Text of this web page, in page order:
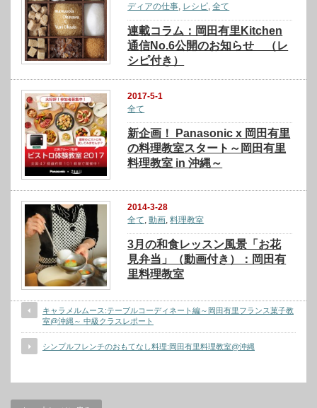
ディアの仕事, レシピ,全て
連載コラム：岡田有里Kitchen
通信No.6公開のお知らせ （レ
シピ付き）
2017-5-1
全て
新企画！ Panasonic x 岡田有里
の料理教室スタート～岡田有里
料理教室 in 沖縄～
2014-3-28
全て,動画,料理教室
3月の和食レッスン風景「お花
見弁当」（動画付き）：岡田有
里料理教室
キャラメルムース:テーブルコーディネート編～岡田有里フランス菓子教
室@沖縄～ 中級クラスレポート
シンプルフレンチのおもてなし料理:岡田有里料理教室@沖縄